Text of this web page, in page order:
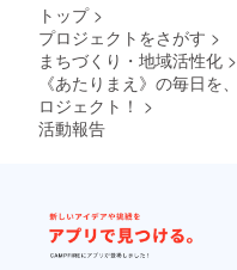
トップ >
プロジェクトをさがす >
まちづくり・地域活性化 >
《あたりまえ》の毎日を
ロジェクト！ >
活動報告